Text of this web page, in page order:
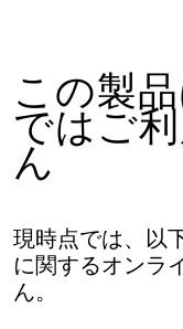
この製
ではご
ん
現時点では、以
に関するオンラ
ん。